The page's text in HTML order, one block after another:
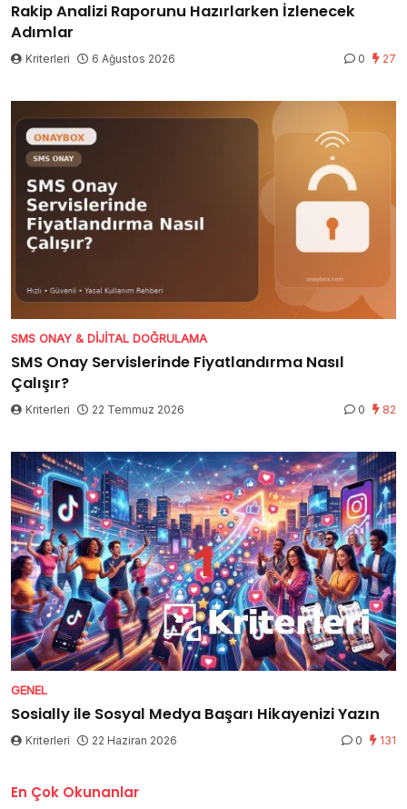
Rakip Analizi Raporunu Hazırlarken İzlenecek
Adımlar
Kriterleri 6 Ağustos 2026 0 27
SMS ONAY & DIJITAL DOĞRULAMA
SMS Onay Servislerinde Fiyatlandırma Nasıl
Çalışır?
Kriterleri 22 Temmuz 2026 0 82
GENEL
Sosially ile Sosyal Medya Başarı Hikayenizi Yazın
Kriterleri 22 Haziran 2026 0 131
En Çok Okunanlar